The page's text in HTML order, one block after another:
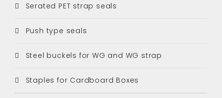
Serated PET strap seals
Push type seals
Steel buckels for WG and WG strap
Staples for Cardboard Boxes